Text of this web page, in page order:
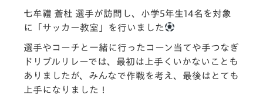
七牟禮 蒼杜 選手が訪問し、小学5年生14名を対象
に「サッカー教室」を行いました
選手やコーチと一緒に行ったコーン当てや手つなぎ
ドリブルリレーでは、最初は上手くいかないことも
ありましたが、みんなで作戦を考え、最後はとても
上手になりました！